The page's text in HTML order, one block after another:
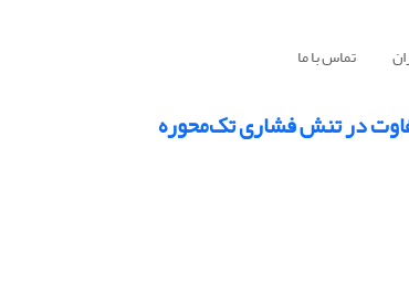
تماس با ما
در تنش فشاری تک‌محوره